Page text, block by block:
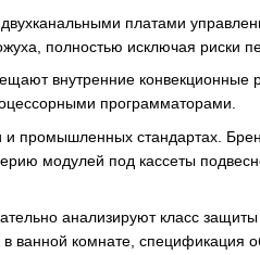
платами
полностью исключая риски
внутренние конвекционные
программаторами.
промышленных стандартах.
модулей под кассеты
анализируют класс защиты
ванной комнате, спецификация